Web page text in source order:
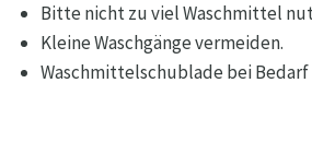
Bitte nicht zu viel Waschmittel
Kleine Waschgänge vermeiden.
Waschmittelschublade bei Bedarf